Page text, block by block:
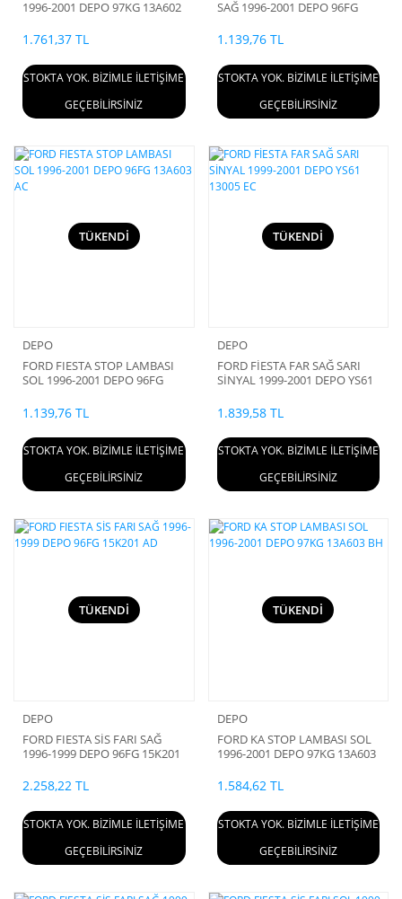
1996-2001 DEPO 97KG 13A602
1.761,37 TL
STOKTA YOK. BİZİMLE İLETİŞİME
GEÇEBİLİRSİNİZ
SAĞ 1996-2001 DEPO 96FG
1.139,76 TL
STOKTA YOK. BİZİMLE İLETİŞİME
GEÇEBİLİRSİNİZ
TÜKENDİ
DEPO
FORD FIESTA STOP LAMBASI
SOL 1996-2001 DEPO 96FG
1.139,76 TL
STOKTA YOK. BİZİMLE İLETİŞİME
GEÇEBİLİRSİNİZ
TÜKENDİ
DEPO
FORD FİESTA FAR SAĞ SARI
SİNYAL 1999-2001 DEPO YS61
1.839,58 TL
STOKTA YOK. BİZİMLE İLETİŞİME
GEÇEBİLİRSİNİZ
TÜKENDİ
DEPO
FORD FIESTA SİS FARI SAĞ
1996-1999 DEPO 96FG 15K201
2.258,22 TL
STOKTA YOK. BİZİMLE İLETİŞİME
GEÇEBİLİRSİNİZ
TÜKENDİ
DEPO
FORD KA STOP LAMBASI SOL
1996-2001 DEPO 97KG 13A603
1.584,62 TL
STOKTA YOK. BİZİMLE İLETİŞİME
GEÇEBİLİRSİNİZ